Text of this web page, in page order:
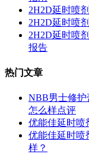
2H2D延时喷
2H2D延时喷
2H2D延时喷
报告
热门文章
NBB男士修护
怎么样点评
优能佳延时喷
优能佳延时喷
样？